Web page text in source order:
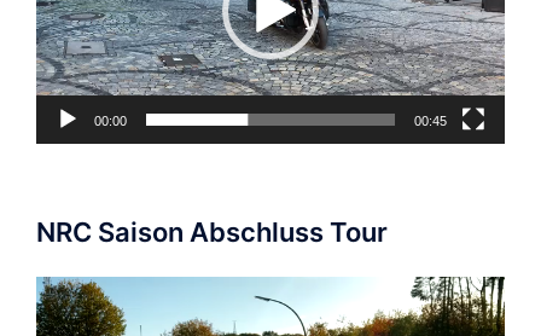
00:00 00:45
NRC Saison Abschluss Tour
Video-
Player